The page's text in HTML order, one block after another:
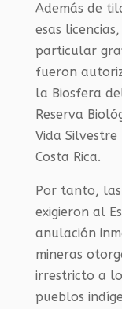
Además de
esas
particular
fueron
la Biosfera
Reserva
Vida
Costa Rica.
Por tanto, las
exigieron al
anulación
mineras
irrestricto a
pueblos